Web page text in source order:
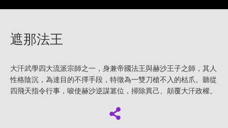
遮那法王
大汗武學四大流派宗師之一，身兼帝國法王與赫沙王子之師，其人
性格陰沉，為達目的不擇手段，特徵為一雙刀槍不入的枯爪。聽從
四飛天指令行事，唆使赫沙逆謀篡位，掃除異己、顛覆大汗政權。